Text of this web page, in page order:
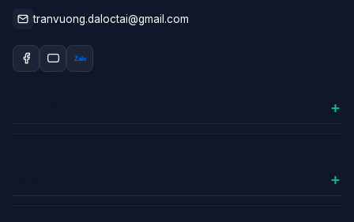
tranvuong.daloctai@gmail.com
Zalo